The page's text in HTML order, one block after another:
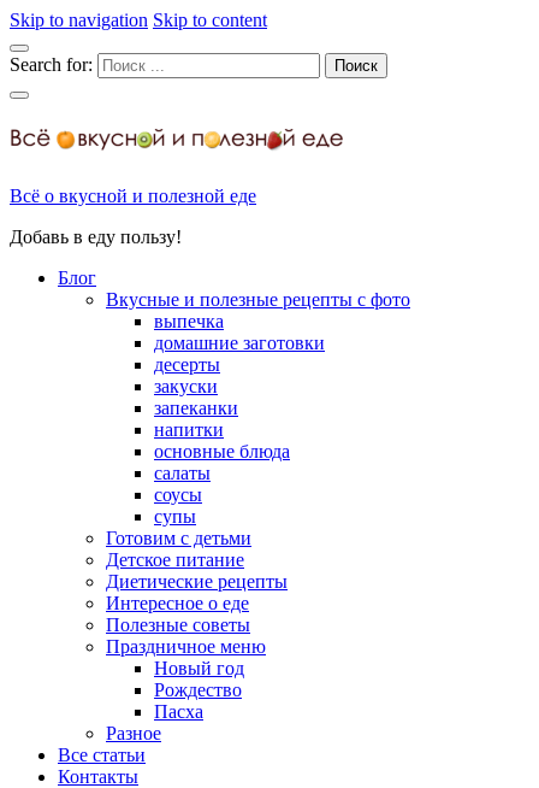
Skip to navigation Skip to content
Search for:
Всё о вкусной и полезной еде
Добавь в еду пользу!
Блог
Вкусные и полезные рецепты с фото
выпечка
домашние заготовки
десерты
закуски
запеканки
напитки
основные блюда
салаты
соусы
супы
Готовим с детьми
Детское питание
Диетические рецепты
Интересное о еде
Полезные советы
Праздничное меню
Новый год
Рождество
Пасха
Разное
Все статьи
Контакты